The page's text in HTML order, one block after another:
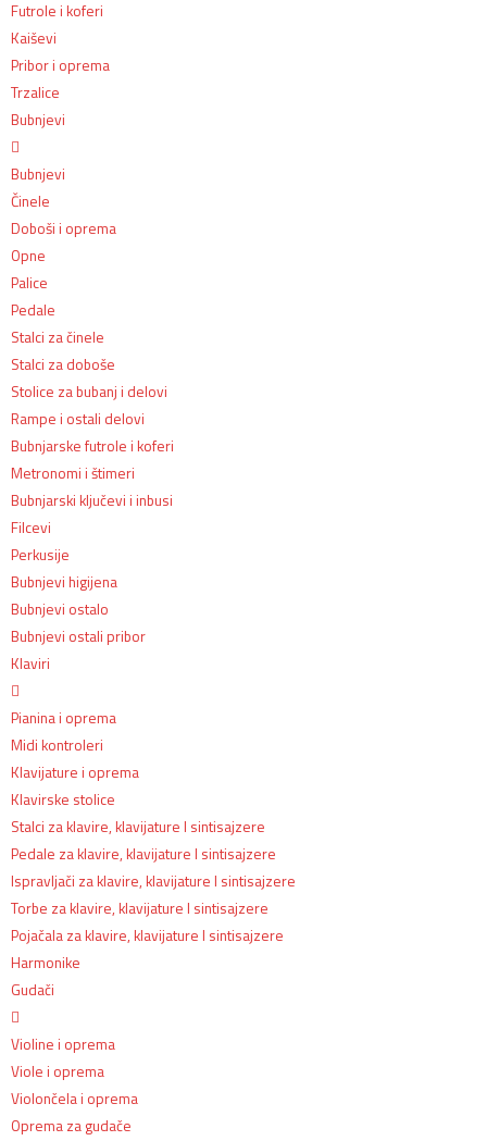
Futrole i koferi
Kaiševi
Pribor i oprema
Trzalice
Bubnjevi
Bubnjevi
Činele
Doboši i oprema
Opne
Palice
Pedale
Stalci za činele
Stalci za doboše
Stolice za bubanj i delovi
Rampe i ostali delovi
Bubnjarske futrole i koferi
Metronomi i štimeri
Bubnjarski ključevi i inbusi
Filcevi
Perkusije
Bubnjevi higijena
Bubnjevi ostalo
Bubnjevi ostali pribor
Klaviri
Pianina i oprema
Midi kontroleri
Klavijature i oprema
Klavirske stolice
Stalci za klavire, klavijature I sintisajzere
Pedale za klavire, klavijature I sintisajzere
Ispravljači za klavire, klavijature I sintisajzere
Torbe za klavire, klavijature I sintisajzere
Pojačala za klavire, klavijature I sintisajzere
Harmonike
Gudači
Violine i oprema
Viole i oprema
Violončela i oprema
Oprema za gudače